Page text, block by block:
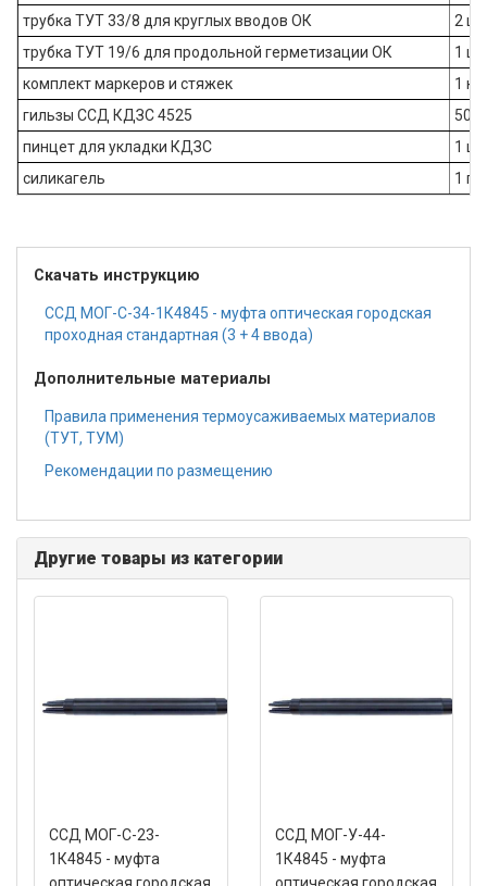
трубка ТУТ 33/8 для круглых вводов ОК
2
трубка ТУТ 19/6 для продольной герметизации ОК
1
комплект маркеров и стяжек
1
гильзы ССД КДЗС 4525
50
пинцет для укладки КДЗС
1
силикагель
1
Скачать инструкцию
ССД МОГ-С-34-1К4845 - муфта оптическая городская
проходная стандартная (3 + 4 ввода)
Дополнительные материалы
Правила применения термоусаживаемых материалов
(ТУТ, ТУМ)
Рекомендации по размещению
Другие товары из категории
ССД МОГ-С-23-
1К4845 - муфта
ССД МОГ-У-44-
1К4845 - муфта